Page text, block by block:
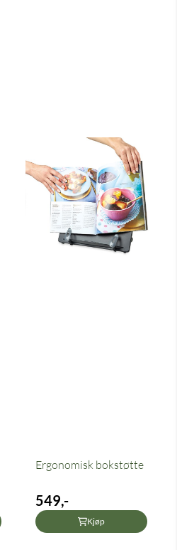
Ergonomisk bokstøtte
549,-
Kjøp